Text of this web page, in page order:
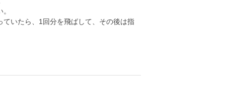
いたら、1回分を飛ばして、その後は指